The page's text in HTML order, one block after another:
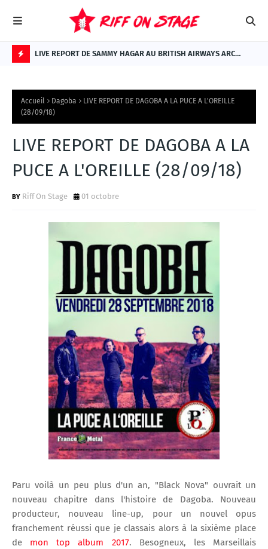
L
A
U
DU 01
LIVE REPORT DE SAMMY HAGAR AU BRITISH AIRWAYS ARC
Accueil Dagoba
LIVE REPORT DE DAGOBA A LA PUCE A L'OREILLE
(28/09/18)
LIVE REPORT DE DAGOBA A LA
PUCE A L'OREILLE (28/09/18)
Riff On Stage 01 octobre
Paru voilà un peu plus d'un an, "Black Nova" ouvrait un
nouveau chapitre dans l'histoire de Dagoba. Nouveau
producteur, nouveau line-up, pour un nouvel opus
franchement réussi que je classais alors à la sixième place
de mon top album 2017. Besogneux, les Marseillais